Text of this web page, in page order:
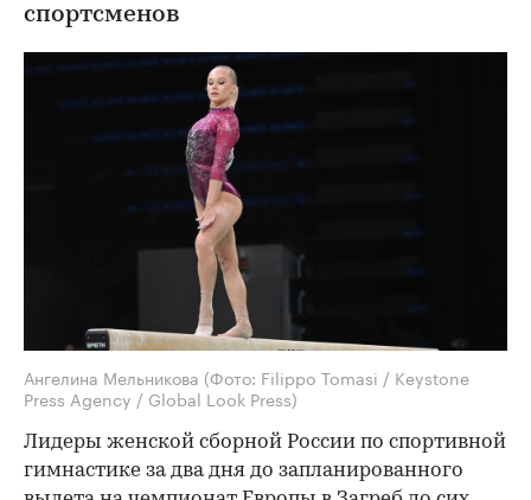
спортсменов
Ангелина Мельникова (Фото: Filippo Tomasi / Keystone
Press Agency / Global Look Press)
Лидеры женской сборной России по спортивной
гимнастике за два дня до запланированного